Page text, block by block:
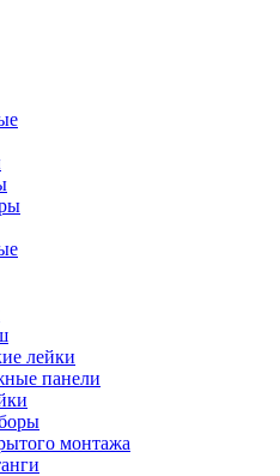
лейки
панели
монтажа